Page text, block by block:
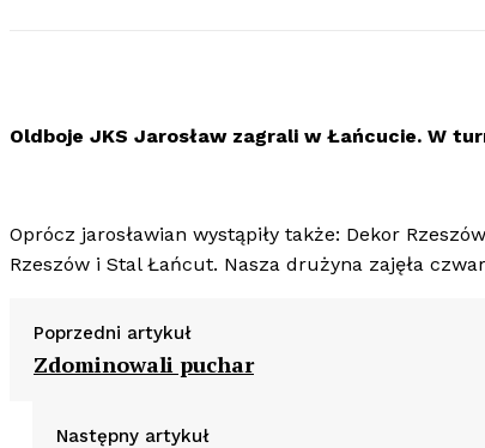
Oldboje JKS Jarosław zagrali w Łańcucie. W
Oprócz jarosławian wystąpiły także: Dekor
Rzeszów i Stal Łańcut. Nasza drużyna zajęła
Poprzedni artykuł
Zdominowali puchar
Następny artykuł